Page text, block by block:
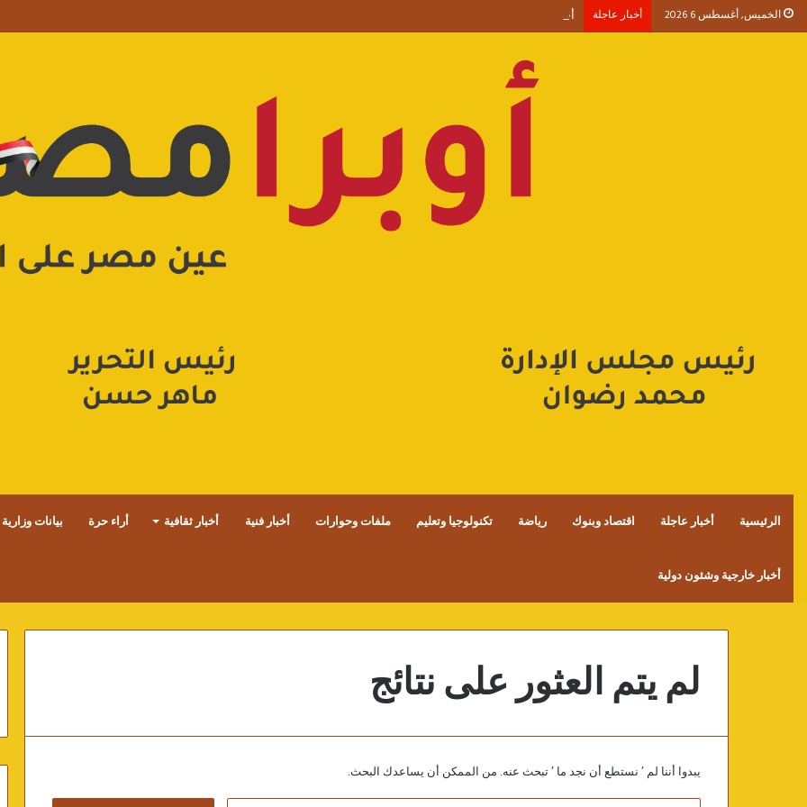
الخميس, أغسطس 6 2026 أخبار عاجلة أحمد طنطاوي يكتب حين يصبح الوجود علامة استفهام
الرئيسية أخبار عاجلة اقتصاد وبنوك رياضة تكنولوجيا وتعليم ملفات وحوارات أخبار فنية أخبار ثقافية أراء حرة بيانات وزارية
أخبار خارجية وشئون دولية
لم يتم العثور على نتائج
يبدوا أننا لم ’ نستطع أن نجد ما ’ تبحث عنه. من الممكن أن يساعدك البحث.